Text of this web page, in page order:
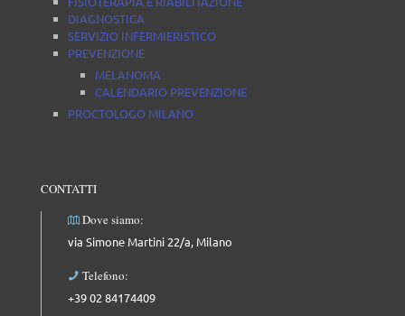
DIAGNOSTICA
SERVIZIO INFERMIERISTICO
PREVENZIONE
MELANOMA
CALENDARIO PREVENZIONE
PROCTOLOGO MILANO
CONTATTI
Dove siamo:
via Simone Martini 22/a, Milano
Telefono:
+39 02 84174409